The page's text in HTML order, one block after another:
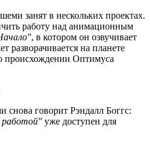
занят в нескольких проектах.
работу над анимационным
, в котором он озвучивает
разворачивается на планете
происхождении Оптимуса
снова говорит Рэндалл Боггс:
работой" уже доступен для